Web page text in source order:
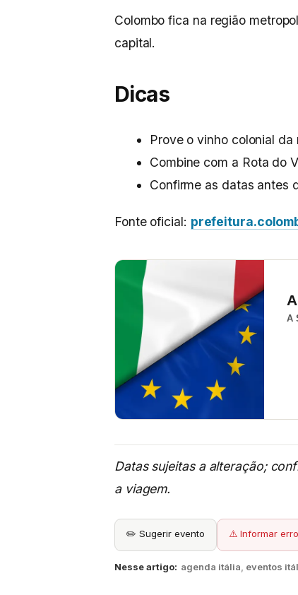
Colombo fica na região
capital.
Dicas
Prove o vinho colonial da
Combine com a Rota do
Confirme as datas antes
Fonte oficial:
A
Datas sujeitas a alteração;
a viagem.
✏️ Sugerir evento ⚠️ Informar erro
Nesse artigo: agenda itália, eventos